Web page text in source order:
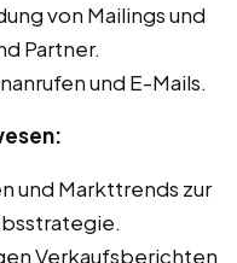
von Mailings und
Partner.
und E-Mails.
und Markttrends zur
Verkaufsberichten